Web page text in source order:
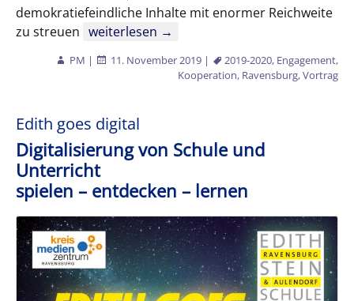
demokratiefeindliche Inhalte mit enormer Reichweite
zu streuen Demokratiezentrum Oberschwaben
weiterlesen →
PM | 11. November 2019 | 2019-2020, Engagement,
Kooperation, Ravensburg,Vortrag
Edith goes digital
Digitalisierung von Schule und
Unterricht
spielen – entdecken – lernen